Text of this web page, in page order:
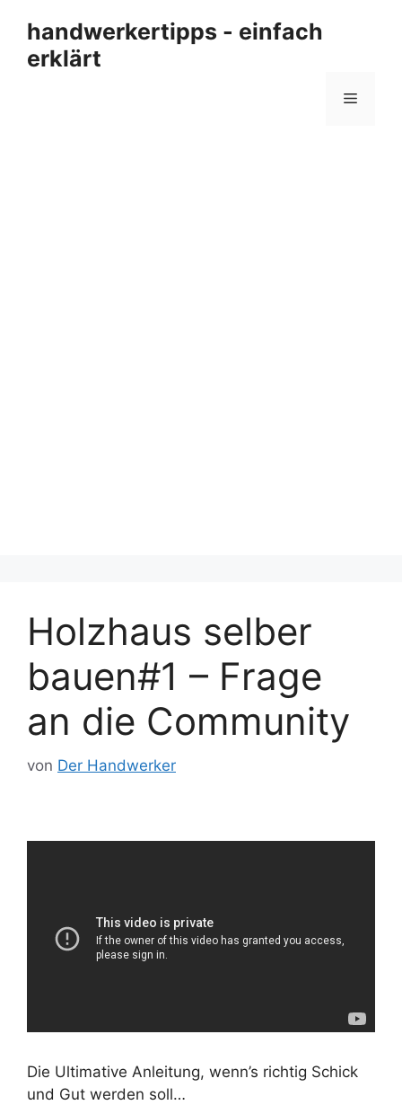
Inhalt
springen
handwerkertipps - einfach
erklärt
Menü
Holzhaus selber
bauen#1 – Frage
an die Community
von Der Handwerker
Die Ultimative Anleitung, wenn’s richtig Schick
und Gut werden soll…